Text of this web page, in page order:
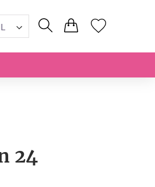
24